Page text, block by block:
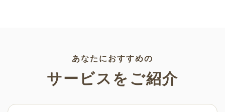
なシーンでご活用ください！
あなたにおすすめの
サービスをご紹介